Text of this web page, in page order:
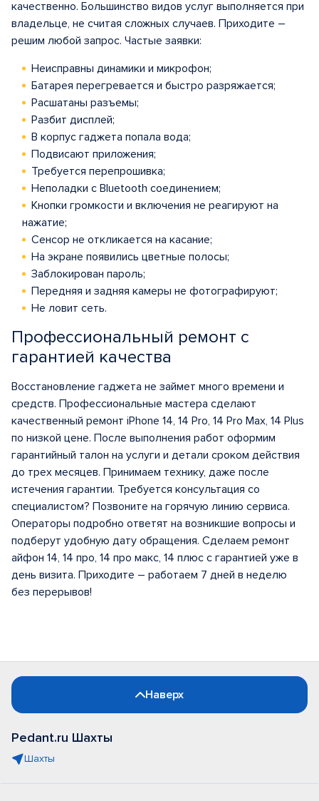
качественно. Большинство видов услуг выполняется при
владельце, не считая сложных случаев. Приходите –
решим любой запрос. Частые заявки:
Неисправны динамики и микрофон;
Батарея перегревается и быстро разряжается;
Расшатаны разъемы;
Разбит дисплей;
В корпус гаджета попала вода;
Подвисают приложения;
Требуется перепрошивка;
Неполадки с Bluetooth соединением;
Кнопки громкости и включения не реагируют на
нажатие;
Сенсор не откликается на касание;
На экране появились цветные полосы;
Заблокирован пароль;
Передняя и задняя камеры не фотографируют;
Не ловит сеть.
Профессиональный ремонт с
гарантией качества
Восстановление гаджета не займет много времени и
средств. Профессиональные мастера сделают
качественный ремонт iPhone 14, 14 Pro, 14 Pro Max, 14 Plus
по низкой цене. После выполнения работ оформим
гарантийный талон на услуги и детали сроком действия
до трех месяцев. Принимаем технику, даже после
истечения гарантии. Требуется консультация со
специалистом? Позвоните на горячую линию сервиса.
Операторы подробно ответят на возникшие вопросы и
подберут удобную дату обращения. Сделаем ремонт
айфон 14, 14 про, 14 про макс, 14 плюс с гарантией уже в
день визита. Приходите – работаем 7 дней в неделю
без перерывов!
Наверх
Pedant.ru Шахты
Шахты